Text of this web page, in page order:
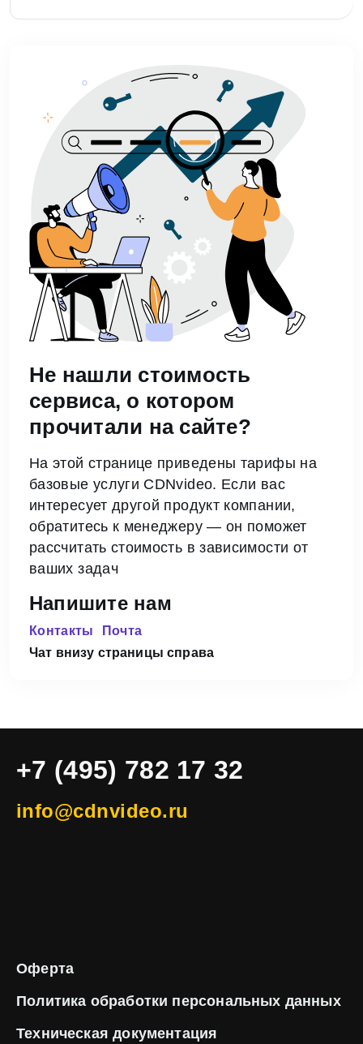
Не нашли стоимость
сервиса, о котором
прочитали на сайте?
На этой странице приведены тарифы на
базовые услуги CDNvideo. Если вас
интересует другой продукт компании,
обратитесь к менеджеру — он поможет
рассчитать стоимость в зависимости от
ваших задач
Напишите нам
Контакты
Почта
Чат внизу страницы справа
+7 (495) 782 17 32
info@cdnvideo.ru
Оферта
Политика обработки персональных данных
Техническаядокументация